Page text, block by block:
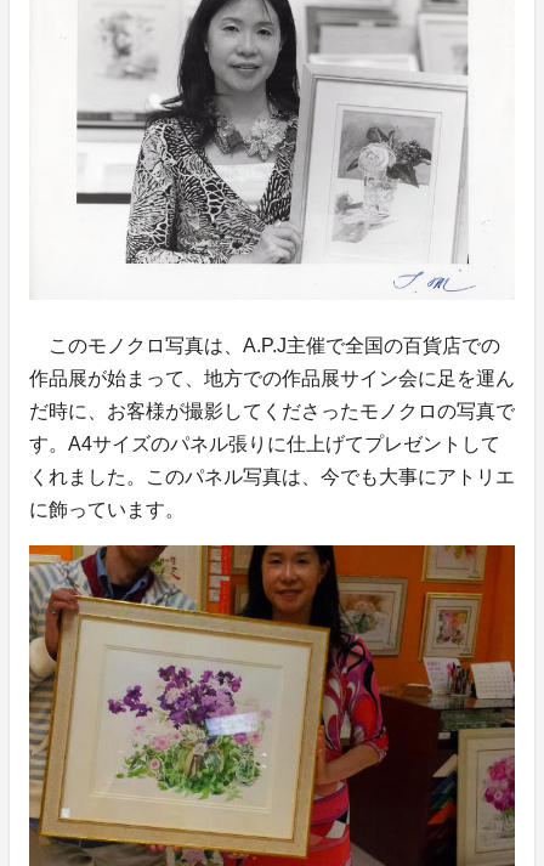
このモノクロ写真は、A.P.J主催で全国の百貨店での
作品展が始まって、地方での作品展サイン会に足を運ん
だ時に、お客様が撮影してくださったモノクロの写真で
す。A4サイズのパネル張りに仕上げてプレゼントして
くれました。このパネル写真は、今でも大事にアトリエ
に飾っています。